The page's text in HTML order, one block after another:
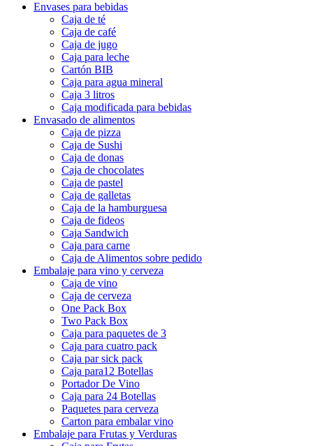
Envases para bebidas
Caja de té
Caja de café
Caja de jugo
Caja para leche
Cartón BIB
Caja para agua mineral
Caja 3 litros
Caja modificada para bebidas
Envasado de alimentos
Caja de pizza
Caja de Sushi
Caja de donas
Caja de chocolates
Caja de pastel
Caja de galletas
Caja de la hamburguesa
Caja de fideos
Caja Sandwich
Caja para carne
Caja de Alimentos sobre pedido
Embalaje para vino y cerveza
Caja de vino
Caja de cerveza
One Pack Box
Two Pack Box
Caja para paquetes de 3
Caja para cuatro pack
Caja par sick pack
Caja para12 Botellas
Portador De Vino
Caja para 24 Botellas
Paquetes para cerveza
Carton para embalar vino
Embalaje para Frutas y Verduras